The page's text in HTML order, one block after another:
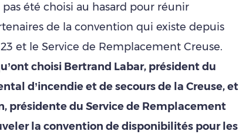
pas été choisi au hasard pour réunir
de la convention qui existe depuis
et le Service de Remplacement Creuse.
choisi Bertrand Labar, président du
d’incendie et de secours de la Creuse, et
présidente du Service de Remplacement
la convention de disponibilités pour les